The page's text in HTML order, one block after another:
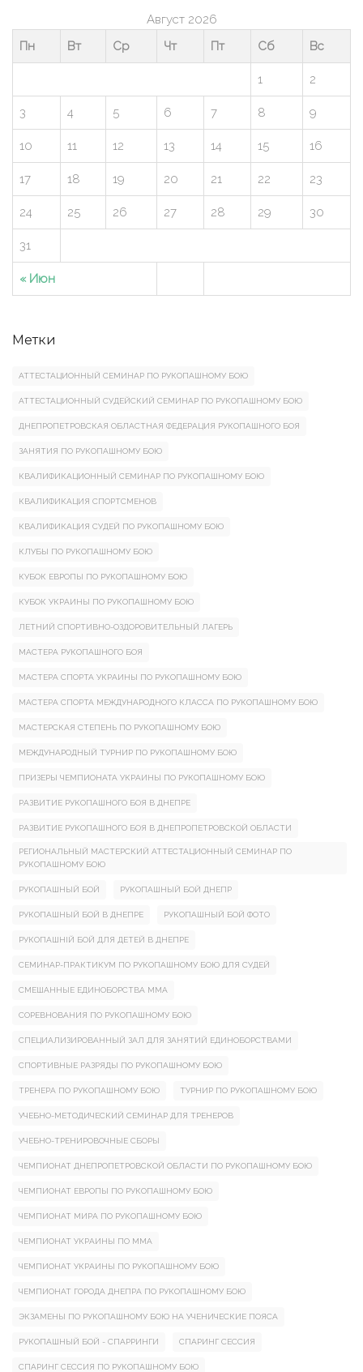
Август 2026
Пн
Вт Ср Чт Пт Сб Вс
« Июн
1 2
3 4 5 6 7 8 9
10 11 12 13 14 15 16
17 18 19 20 21 22 23
24 25 26 27 28 29 30
31
Метки
АТТЕСТАЦИОННЫЙ СЕМИНАР ПО РУКОПАШНОМУ БОЮ
АТТЕСТАЦИОННЫЙ СУДЕЙСКИЙ СЕМИНАР ПО РУКОПАШНОМУ БОЮ
ДНЕПРОПЕТРОВСКАЯ ОБЛАСТНАЯ ФЕДЕРАЦИЯ РУКОПАШНОГО БОЯ
ЗАНЯТИЯ ПО РУКОПАШНОМУ БОЮ
КВАЛИФИКАЦИОННЫЙ СЕМИНАР ПО РУКОПАШНОМУ БОЮ
КВАЛИФИКАЦИЯ СПОРТСМЕНОВ
КВАЛИФИКАЦИЯ СУДЕЙ ПО РУКОПАШНОМУ БОЮ
КЛУБЫ ПО РУКОПАШНОМУ БОЮ
КУБОК ЕВРОПЫ ПО РУКОПАШНОМУ БОЮ
КУБОК УКРАИНЫ ПО РУКОПАШНОМУ БОЮ
ЛЕТНИЙ СПОРТИВНО-ОЗДОРОВИТЕЛЬНЫЙ ЛАГЕРЬ
МАСТЕРА РУКОПАШНОГО БОЯ
МАСТЕРА СПОРТА УКРАИНЫ ПО РУКОПАШНОМУ БОЮ
МАСТЕРА СПОРТА МЕЖДУНАРОДНОГО КЛАССА ПО РУКОПАШНОМУ БОЮ
МАСТЕРСКАЯ СТЕПЕНЬ ПО РУКОПАШНОМУ БОЮ
МЕЖДУНАРОДНЫЙ ТУРНИР ПО РУКОПАШНОМУ БОЮ
ПРИЗЕРЫ ЧЕМПИОНАТА УКРАИНЫ ПО РУКОПАШНОМУ БОЮ
РАЗВИТИЕ РУКОПАШНОГО БОЯ В ДНЕПРЕ
РАЗВИТИЕ РУКОПАШНОГО БОЯ В ДНЕПРОПЕТРОВСКОЙ ОБЛАСТИ
РЕГИОНАЛЬНЫЙ МАСТЕРСКИЙ АТТЕСТАЦИОННЫЙ СЕМИНАР ПО
РУКОПАШНОМУ БОЮ
РУКОПАШНЫЙ БОЙ РУКОПАШНЫЙ БОЙ ДНЕПР
РУКОПАШНЫЙ БОЙ В ДНЕПРЕ РУКОПАШНЫЙ БОЙ ФОТО
РУКОПАШНІЙ БОЙ ДЛЯ ДЕТЕЙ В ДНЕПРЕ
СЕМИНАР-ПРАКТИКУМ ПО РУКОПАШНОМУ БОЮ ДЛЯ СУДЕЙ
СМЕШАННЫЕ ЕДИНОБОРСТВА ММА
СОРЕВНОВАНИЯ ПО РУКОПАШНОМУ БОЮ
СПЕЦИАЛИЗИРОВАННЫЙ ЗАЛ ДЛЯ ЗАНЯТИЙ ЕДИНОБОРСТВАМИ
СПОРТИВНЫЕ РАЗРЯДЫ ПО РУКОПАШНОМУ БОЮ
ТРЕНЕРА ПО РУКОПАШНОМУ БОЮ ТУРНИР ПО РУКОПАШНОМУ БОЮ
УЧЕБНО-МЕТОДИЧЕСКИЙ СЕМИНАР ДЛЯ ТРЕНЕРОВ
УЧЕБНО-ТРЕНИРОВОЧНЫЕ СБОРЫ
ЧЕМПИОНАТ ДНЕПРОПЕТРОВСКОЙ ОБЛАСТИ ПО РУКОПАШНОМУ БОЮ
ЧЕМПИОНАТ ЕВРОПЫ ПО РУКОПАШНОМУ БОЮ
ЧЕМПИОНАТ МИРА ПО РУКОПАШНОМУ БОЮ
ЧЕМПИОНАТ УКРАИНЫ ПО ММА
ЧЕМПИОНАТ УКРАИНЫ ПО РУКОПАШНОМУ БОЮ
ЧЕМПИОНАТ ГОРОДА ДНЕПРА ПО РУКОПАШНОМУ БОЮ
ЭКЗАМЕНЫ ПО РУКОПАШНОМУ БОЮ НА УЧЕНИЧЕСКИЕ ПОЯСА
РУКОПАШНЫЙ БОЙ - СПАРРИНГИ СПАРИНГ СЕССИЯ
СПАРИНГ СЕССИЯ ПО РУКОПАШНОМУ БОЮ